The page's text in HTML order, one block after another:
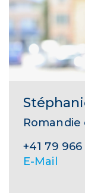
+41 79 966
E-Mail